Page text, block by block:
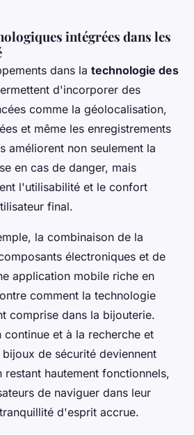
intégrées dans les
dans la technologie des
d'incorporer des
comme la géolocalisation,
et même les enregistrements
améliorent non seulement la
en cas de danger, mais
l'utilisabilité et le confort
final.
la combinaison de la
électroniques et de
application mobile riche en
comment la technologie
comprise dans la bijouterie.
et à la recherche et
de sécurité deviennent
restant hautement fonctionnels,
de naviguer dans leur
d'esprit accrue.